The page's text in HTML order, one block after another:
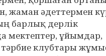
жаман әдеттермен
барлық дерлік
мектептер, ұйымдар,
клубтары